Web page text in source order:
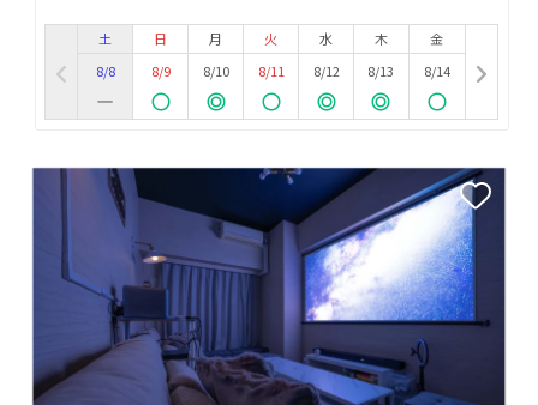
土
8/8
日
8/9
月
8/10
火
8/11
水
8/12
木
8/13
金
8/14